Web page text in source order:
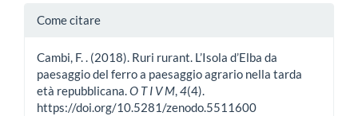
Dettagli
dell'articolo
Come citare
Cambi, F. . (2018). Ruri rurant. L’Isola d’Elba da
paesaggio del ferro a paesaggio agrario nella tarda
età repubblicana.O T I V M,4(4).
https://doi.org/10.5281/zenodo.5511600